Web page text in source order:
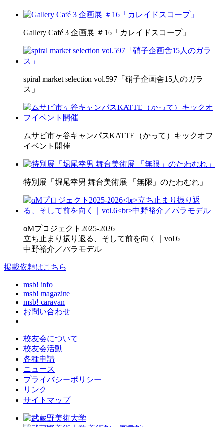
Gallery Café 3 企画展 ＃16「カレイドスコープ」
spiral market selection vol.597「硝子企画舎15人のガラ
ス」
ムサビ市ヶ谷キャンパスKATTE（かって）キックオフ
イベント開催
特別展「堀尾幸男 舞台美術展 「無限」のたわむれ」
αMプロジェクト2025-2026
立ち止まり振り返る、そして前を向く｜vol.6
中野裕介／パラモデル
掲載依頼はこちら
msb! info
msb! magazine
msb! caravan
お問い合わせ
校友会について
校友会活動
各種申請
ニュース
プライバシーポリシー
リンク
サイトマップ